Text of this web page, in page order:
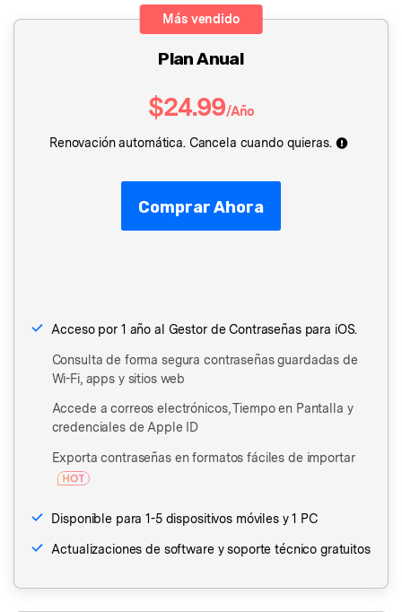
Más vendido
󠀰Plan Anual󠀲󠀩󠀤󠀥󠀩󠀦󠀣󠀨󠀳
$24.99/Año
Renovación automática. Cancela cuando quieras.
Comprar Ahora
󠀰Acceso por 1 año al Gestor de Contraseñas para iOS.
Consulta de forma segura contraseñas guardadas de
Wi-Fi, apps y sitios web
Accede a correos electrónicos, Tiempo en Pantalla y
credenciales de Apple ID
Exporta contraseñas en formatos fáciles de importar
󠀰Disponible para 1-5 dispositivos móviles y 1 PC󠀲󠀩󠀤󠀥󠀩󠀦󠀤󠀣󠀳
󠀰Actualizaciones de software y soporte técnico gratuitos󠀲󠀩󠀤󠀥󠀩󠀦󠀤󠀤󠀳